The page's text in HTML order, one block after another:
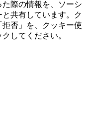
際の情報を、ソーシ
共有しています。ク
否」を、クッキー使
してください。